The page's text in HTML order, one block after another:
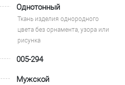
Однотонный
Ткань изделия однородного
цвета без орнамента, узора или
рисунка
005-294
Мужской